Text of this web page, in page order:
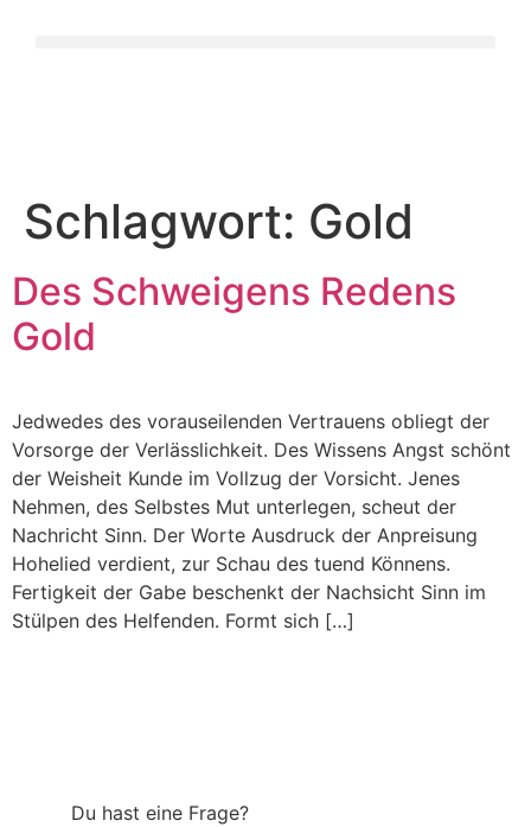
Schlagwort: Gold
Des Schweigens Redens
Gold
Jedwedes des vorauseilenden Vertrauens obliegt der
Vorsorge der Verlässlichkeit. Des Wissens Angst schönt
der Weisheit Kunde im Vollzug der Vorsicht. Jenes
Nehmen, des Selbstes Mut unterlegen, scheut der
Nachricht Sinn. Der Worte Ausdruck der Anpreisung
Hohelied verdient, zur Schau des tuend Könnens.
Fertigkeit der Gabe beschenkt der Nachsicht Sinn im
Stülpen des Helfenden. Formt sich […]
Du hast eine Frage?